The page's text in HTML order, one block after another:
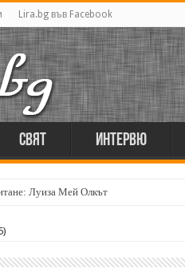
Lira.bg във Facebook
Свят Интервю
Луиза Мей Олкът